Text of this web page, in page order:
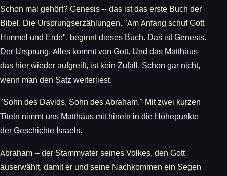
Schon mal gehört? Genesis -- das ist das erste Buch der
Bibel. Die Ursprungserzählungen. "Am Anfang schuf Gott
Himmel und Erde", beginnt dieses Buch. Das ist Genesis.
Der Ursprung. Alles kommt von Gott. Und das Matthäus
das hier wieder aufgreift, ist kein Zufall. Schon gar nicht,
wenn man den Satz weiterliest.
"Sohn des Davids, Sohn des Abraham." Mit zwei kurzen
Titeln nimmt uns Matthäus mit hinein in die Höhepunkte
der Geschichte Israels.
Abraham -- der Stammvater seines Volkes, den Gott
auserwählt, damit er und seine Nachkommen ein Segen